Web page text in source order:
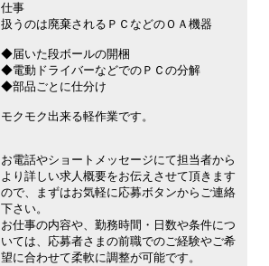
仕事
扱うのは廃棄されるＰＣなどのＯＡ機器
◆届いた段ボールの開梱
◆電動ドライバーなどでのＰＣの分解
◆部品ごとに仕分け
モクモク出来る軽作業です。
お電話やショートメッセージにて担当者から
より詳しい求人概要をお伝えさせて頂きます
ので、まずはお気軽に応募ボタンからご連絡
下さい。
お仕事の内容や、勤務時間・日数や条件につ
いては、応募者さまの前職でのご経験やご希
望に合わせて柔軟に調整が可能です。